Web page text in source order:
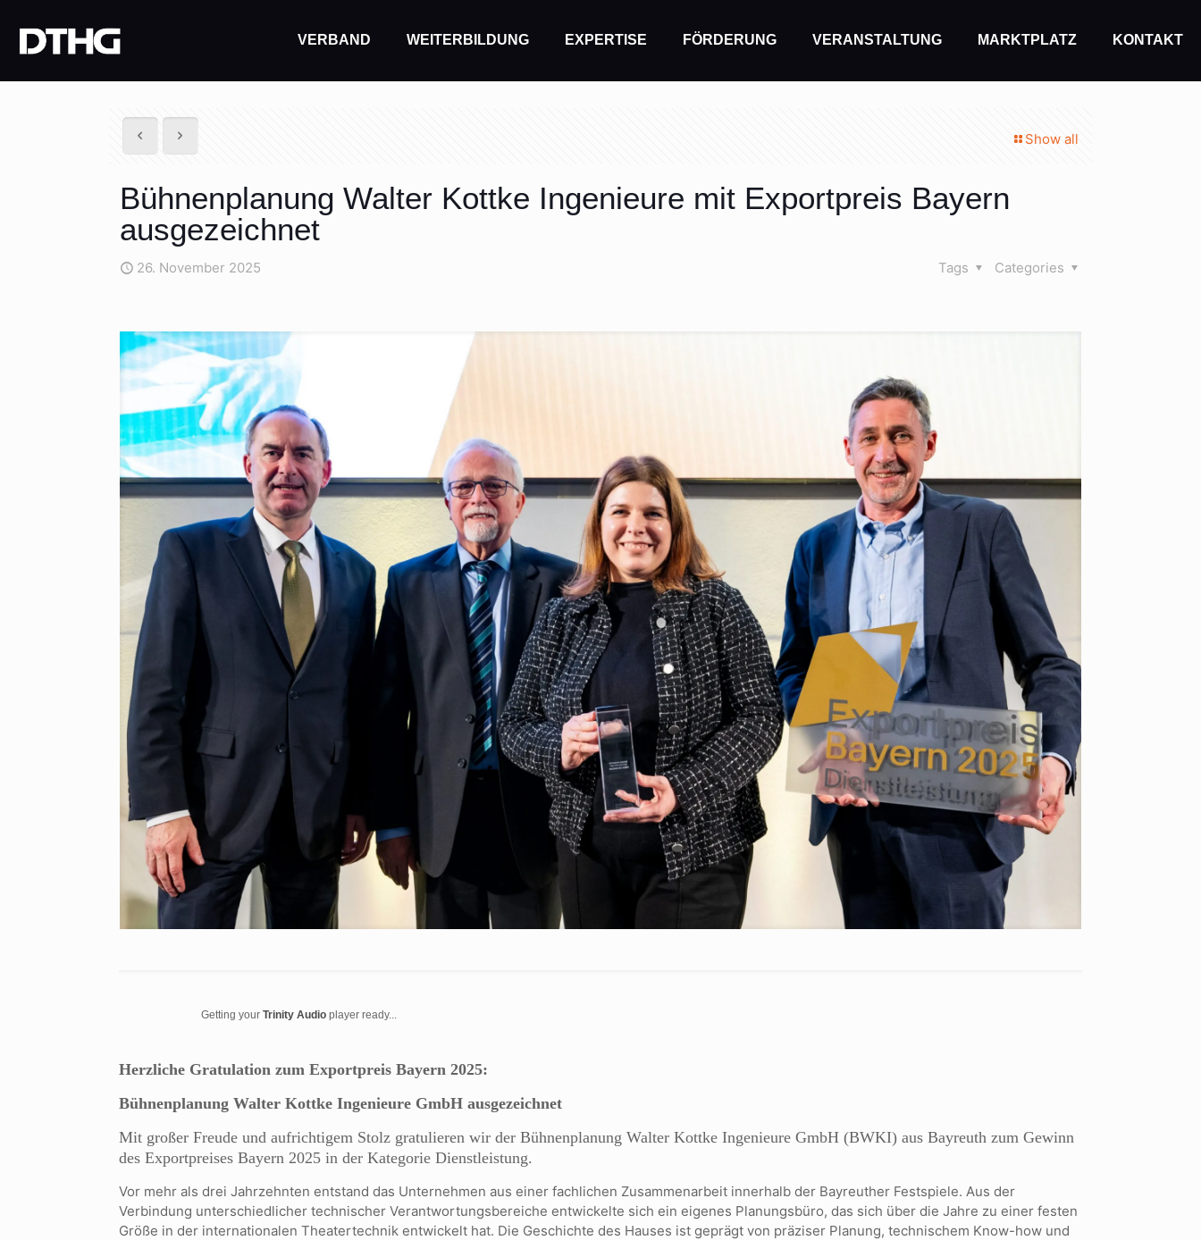
VERBAND WEITERBILDUNG EXPERTISE FÖRDERUNG VERANSTALTUNG MARKTPLATZ KONTAKT
Show all
Bühnenplanung Walter Kottke Ingenieure mit Exportpreis Bayern
ausgezeichnet
26. November 2025 Categories
Tags
Getting your Trinity Audio player ready...
Herzliche Gratulation zum Exportpreis Bayern 2025:
Bühnenplanung Walter Kottke Ingenieure GmbH ausgezeichnet
Mit großer Freude und aufrichtigem Stolz gratulieren wir der Bühnenplanung Walter Kottke Ingenieure GmbH (BWKI) aus Bayreuth zum Gewinn
des Exportpreises Bayern 2025 in der Kategorie Dienstleistung.
Vor mehr als drei Jahrzehnten entstand das Unternehmen aus einer fachlichen Zusammenarbeit innerhalb der Bayreuther Festspiele. Aus der
Verbindung unterschiedlicher technischer Verantwortungsbereiche entwickelte sich ein eigenes Planungsbüro, das sich über die Jahre zu einer festen
Größe in der internationalen Theatertechnik entwickelt hat. Die Geschichte des Hauses ist geprägt von präziser Planung, technischem Know-how und